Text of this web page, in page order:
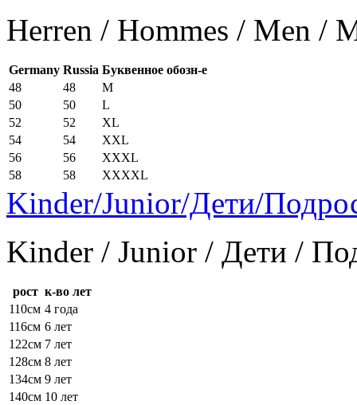
Herren / Hommes / Men /
Germany Russia Буквенное обозн-е
48
48
M
50
50
L
52
52
XL
54
54
XXL
56
56
XXXL
58
58 XXXXL
Kinder/Junior/Дети/
Kinder / Junior / Дети /
рост к-во лет
110см 4 года
116см 6 лет
122см 7 лет
128см 8 лет
134см 9 лет
140см 10 лет